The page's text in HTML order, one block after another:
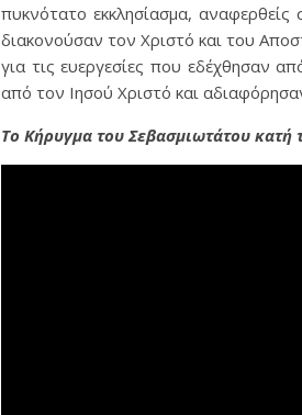
πυκνότατο εκκλησίασμα,
διακονούσαν τον Χριστό και του
για τις ευεργεσίες που εδέχθησαν
από τον Ιησού Χριστό και
Το Κήρυγμα του Σεβασμιωτάτου κατή